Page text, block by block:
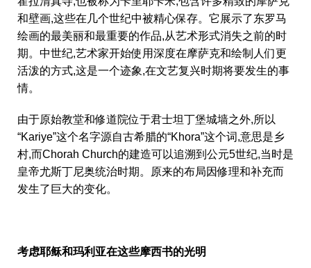
和壁画,这些在几个世纪中被精心保存。它展示了东罗马
绘画的最美丽和最重要的作品,从艺术形式消失之前的时
期。中世纪,艺术家开始使用深度在摩萨克和绘制人们更
活泼的方式,这是一个迹象,在文艺复兴时期将要发生的事
情。
由于原始教堂和修道院位于君士坦丁堡城墙之外,所以
“Kariye”这个名字源自古希腊的“Khora”这个词,意思是乡
村,而Chorah Church的建造可以追溯到公元5世纪,当时是
皇帝尤斯丁尼奥统治时期。原来的布局因修理和补充而
发生了巨大的变化。
考虑耶稣和玛利亚在这些摩西书的光明